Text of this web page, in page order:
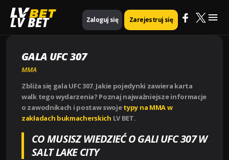
LV BET Zaloguj się Zarejestruj się
Strona główna GALA UFC 307
GALA UFC 307
MMA
Zbliża się gala UFC 307. Jakie pojedynki zawiera karta
walk tego wydarzenia? Poznaj najważniejsze informacje
o zawodnikach i postaw swojetypy na MMA w
zakładach bukmacherskich LV BET.
CO MUSISZ WIEDZIEĆ O GALI UFC 307 W
SALT LAKE CITY